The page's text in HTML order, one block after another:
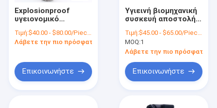
Explosionproof
υγειονομικό
μετατροπέων 4-
20mA 304 πίεσης
Τιμή:$40.00 - $80.00/Pieces
Λάβετε την πιο πρόσφατη τιμή
Επικοινωνήστε
Υγιεινή βιομηχανική
συσκευή αποστολής
διαφραγμάτων
βαθμού τροφίμων 4 -
παραγωγή 20mA
Τιμή:$45.00 - $65.00/Pieces
MOQ:1
Λάβετε την πιο πρόσφατη
Επικοινωνήστε